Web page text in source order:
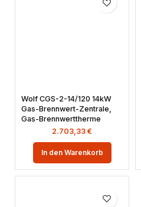
Wolf CGS-2-14/120 14kW
Gas-Brennwert-Zentrale,
Gas-Brennwerttherme
2.703,33 €
In den Warenkorb